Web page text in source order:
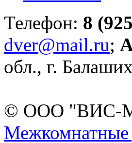
Телефон: 8
dver@mail.ru;
обл., г.
© ООО "ВИС-М"
Межкомнатные